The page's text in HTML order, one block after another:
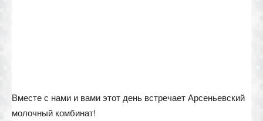
Вместе с нами и вами этот день встречает Арсеньевский
молочный комбинат!